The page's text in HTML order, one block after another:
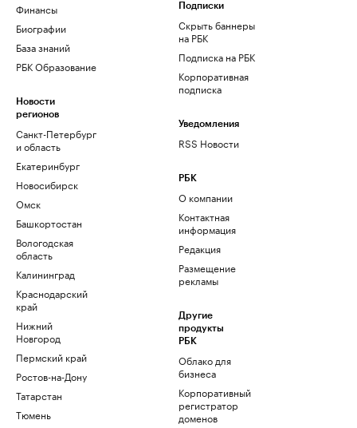
Финансы
Биографии
База знаний
РБК Образование
Новости
регионов
Санкт-Петербург
и область
Екатеринбург
Новосибирск
Омск
Башкортостан
Вологодская
область
Калининград
Краснодарский
край
Нижний
Новгород
Пермский край
Ростов-на-Дону
Татарстан
Тюмень
Подписки
Скрыть баннеры
на РБК
Подписка на РБК
Корпоративная
подписка
Уведомления
RSS Новости
РБК
О компании
Контактная
информация
Редакция
Размещение
рекламы
Другие
продукты
РБК
Облако для
бизнеса
Корпоративный
регистратор
доменов